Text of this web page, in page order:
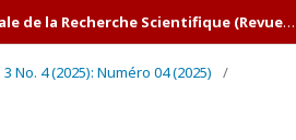
Revue Internationale de la Recherche Scientifique (Revue-IRS)
3 No. 4 (2025): Numéro 04 (2025)
/